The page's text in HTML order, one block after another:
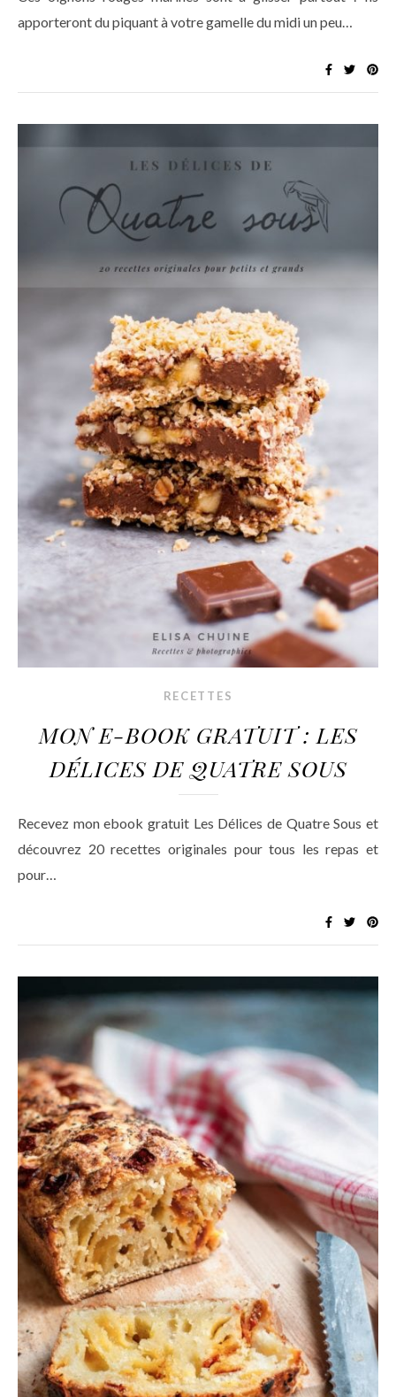
apporteront du piquant à votre gamelle du midi un peu…
RECETTES
MON E-BOOK GRATUIT : LES
DÉLICES DE QUATRE SOUS
Recevez mon ebook gratuit Les Délices de Quatre Sous et
découvrez 20 recettes originales pour tous les repas et
pour…